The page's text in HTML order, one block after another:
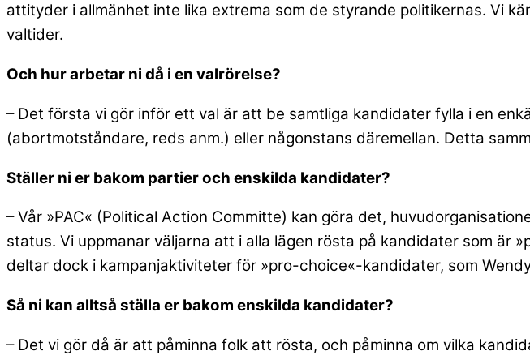
attityder i allmänhet inte lika extrema som de styrande politikernas. Vi
valtider.
Och hur arbetar ni då i en valrörelse?
– Det första vi gör inför ett val är att be samtliga kandidater fylla i en
(abortmotståndare, reds anm.) eller någonstans däremellan. Detta
Ställer ni er bakom partier och enskilda kandidater?
– Vår »PAC« (Political Action Committe) kan göra det,
status. Vi uppmanar väljarna att i alla lägen rösta på kandidater som är
deltar dock i kampanjaktiviteter för »pro-choice«-kandidater, som
Så ni kan alltså ställa er bakom enskilda kandidater?
– Det vi gör då är att påminna folk att rösta, och påminna om vilka